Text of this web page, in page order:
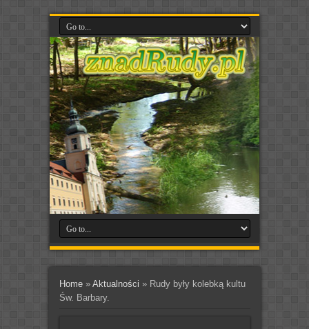
Home» Aktualności » Rudy były kolebką kultu
Św. Barbary.